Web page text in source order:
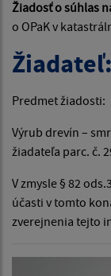
Žiadosť o súhlas
o OPaK v
Predmet žiadosti:
Výrub drevín –
žiadateľa parc. č.
V zmysle § 82
účasti v tomto
zverejnenia tejto